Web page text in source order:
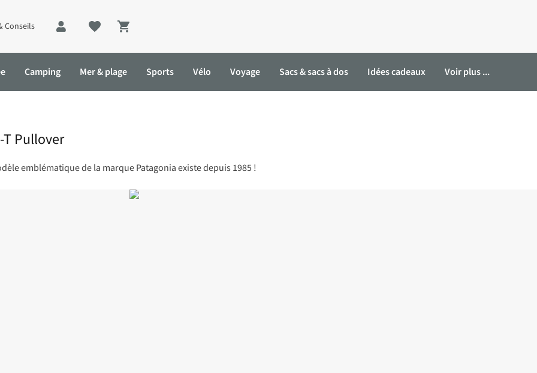
Conseils
Shopping cart
Camping Mer & plage Sports Vélo Voyage Sacs & sacs à dos Idées cadeaux Voir plus ...
Pullover
emblématique de la marque Patagonia existe depuis 1985 !